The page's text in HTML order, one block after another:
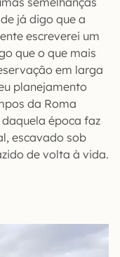
já digo que a
escreverei um
que o que mais
em larga
planejamento
da Roma
época faz
escavado sob
de volta à vida.